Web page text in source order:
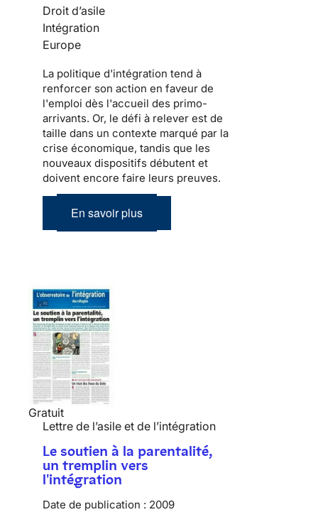
Droit d’asile
Intégration
Europe
La politique d'intégration tend à
renforcer son action en faveur de
l'emploi dès l'accueil des primo-
arrivants. Or, le défi à relever est de
taille dans un contexte marqué par la
crise économique, tandis que les
nouveaux dispositifs débutent et
doivent encore faire leurs preuves.
En savoir plus
Gratuit
Lettre de l’asile et de l’intégration
Le soutien à la parentalité,
un tremplin vers
l'intégration
Date de publication : 2009